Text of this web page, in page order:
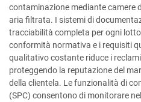
contaminazione mediante camere
aria filtrata. I sistemi di
tracciabilità completa per ogni
conformità normativa e i requisiti
qualitativo costante riduce i
proteggendo la reputazione del
della clientela. Le funzionalità di
(SPC) consentono di monitorare